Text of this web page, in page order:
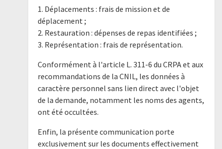
1. Déplacements : frais de mission et de
déplacement ;
2. Restauration : dépenses de repas identifiées ;
3. Représentation : frais de représentation.
Conformément à l'article L. 311-6 du CRPA et aux
recommandations de la CNIL, les données à
caractère personnel sans lien direct avec l'objet
de la demande, notamment les noms des agents,
ont été occultées.
Enfin, la présente communication porte
exclusivement sur les documents effectivement